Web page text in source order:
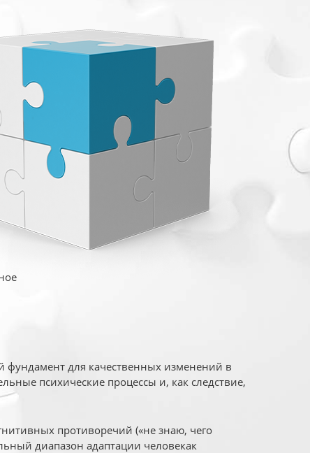
фундамент для качественных изменений в
психические процессы и, как следствие,
противоречий («не знаю, чего
диапазон адаптации человекак